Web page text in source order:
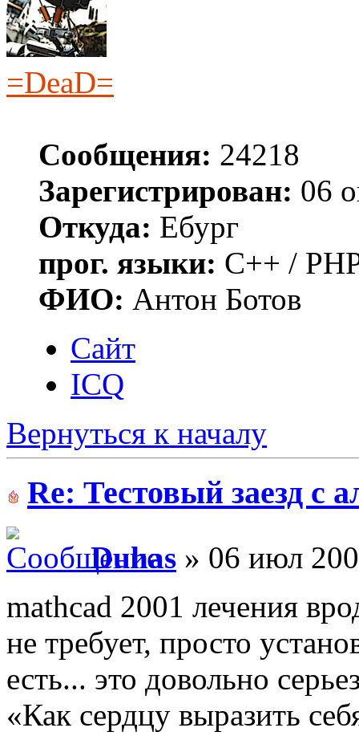
=DeaD=
Сообщения: 24218
Зарегистрирован: 06
Откуда: Ебург
прог. языки: C++ /
ФИО: Антон Ботов
Сайт
ICQ
Вернуться к началу
Re: Тестовый заезд с
Duhas » 06 июл
mathcad 2001 лечения
не требует, просто
есть... это довольно
«Как сердцу выразить